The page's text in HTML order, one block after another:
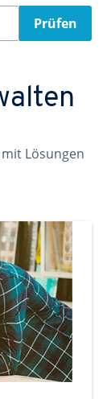
Prüfen
Lösungen